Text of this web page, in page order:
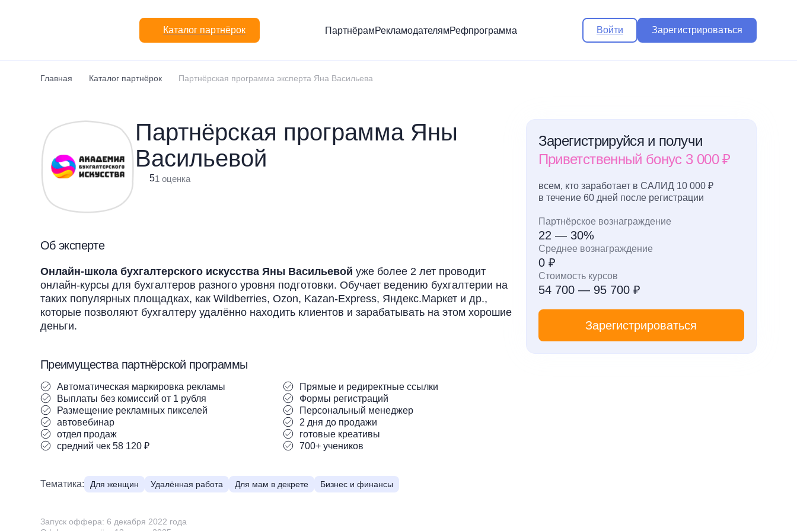
Каталог партнёрок ПартнёрамРекламодателямРефпрограмма Войти Зарегистрироваться
Главная Каталог партнёрок Партнёрская программа эксперта Яна Васильева
Партнёрская программа Яны
Васильевой
51 оценка
Об эксперте
Онлайн-школа бухгалтерского искусства Яны Васильевой уже более 2 лет проводит
онлайн-курсы для бухгалтеров разного уровня подготовки. Обучает ведению бухгалтерии на
таких популярных площадках, как Wildberries, Ozon, Kazan-Express, Яндекс.Маркет и др.,
которые позволяют бухгалтеру удалённо находить клиентов и зарабатывать на этом хорошие
деньги.
Преимущества партнёрской программы
Автоматическая маркировка рекламы
Прямые и редиректные ссылки
Выплаты без комиссий от 1 рубля
Формы регистраций
Размещение рекламных пикселей
Персональный менеджер
автовебинар
2 дня до продажи
отдел продаж
готовые креативы
средний чек 58 120 ₽
700+ учеников
Тематика: Для женщин Удалённая работа Для мам в декрете Бизнес и финансы
Запуск оффера: 6 декабря 2022 года
Зарегистрируйся и получи
Приветственный бонус 3 000 ₽
всем, кто заработает в САЛИД 10 000 ₽
в течение 60 дней после регистрации
Партнёрское вознаграждение
22 — 30%
Среднее вознаграждение
0 ₽
Стоимость курсов
54 700 — 95 700 ₽
Зарегистрироваться